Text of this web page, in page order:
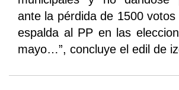
ante la pérdida de 1500
espalda al PP en las
mayo…”, concluye el edil de